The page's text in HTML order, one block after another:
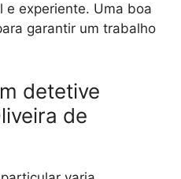
e experiente. Uma boa
garantir um trabalho
detetive
de